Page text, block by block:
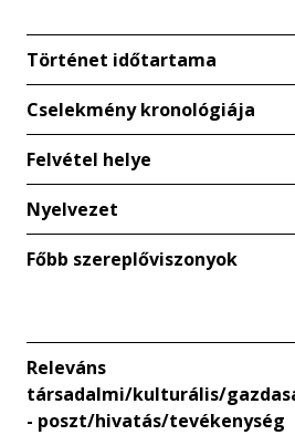
Történet időtartama
Cselekmény kronológiája
Felvétel helye
Nyelvezet
Főbb szereplőviszonyok
Releváns
társadalmi/kulturális/
- poszt/hivatás/tevékenység